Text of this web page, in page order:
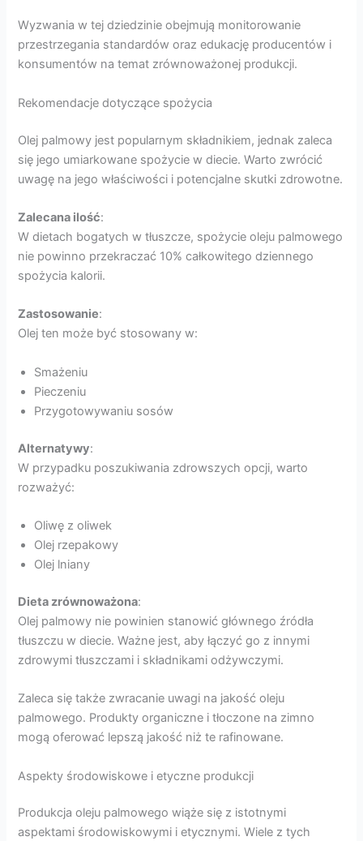
Wyzwania w tej dziedzinie obejmują monitorowanie
przestrzegania standardów oraz edukację producentów i
konsumentów na temat zrównoważonej produkcji.
Rekomendacje dotyczące spożycia
Olej palmowy jest popularnym składnikiem, jednak zaleca
się jego umiarkowane spożycie w diecie. Warto zwrócić
uwagę na jego właściwości i potencjalne skutki zdrowotne.
Zalecana ilość:
W dietach bogatych w tłuszcze, spożycie oleju palmowego
nie powinno przekraczać 10% całkowitego dziennego
spożycia kalorii.
Zastosowanie:
Olej ten może być stosowany w:
Smażeniu
Pieczeniu
Przygotowywaniu sosów
Alternatywy:
W przypadku poszukiwania zdrowszych opcji, warto
rozważyć:
Oliwę z oliwek
Olej rzepakowy
Olej lniany
Dieta zrównoważona:
Olej palmowy nie powinien stanowić głównego źródła
tłuszczu w diecie. Ważne jest, aby łączyć go z innymi
zdrowymi tłuszczami i składnikami odżywczymi.
Zaleca się także zwracanie uwagi na jakość oleju
palmowego. Produkty organiczne i tłoczone na zimno
mogą oferować lepszą jakość niż te rafinowane.
Aspekty środowiskowe i etyczne produkcji
Produkcja oleju palmowego wiąże się z istotnymi
aspektami środowiskowymi i etycznymi. Wiele z tych